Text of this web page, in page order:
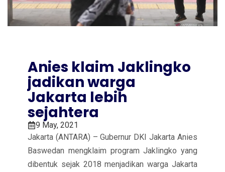
Anies klaim Jaklingko
jadikan warga
Jakarta lebih
sejahtera
9 May, 2021
Jakarta (ANTARA) – Gubernur DKI Jakarta Anies
Baswedan mengklaim program Jaklingko yang
dibentuk sejak 2018 menjadikan warga Jakarta